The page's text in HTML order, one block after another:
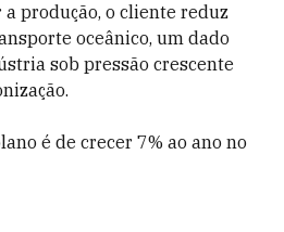
produção, o cliente reduz
oceânico, um dado
sob pressão crescente
é de crecer 7% ao ano no